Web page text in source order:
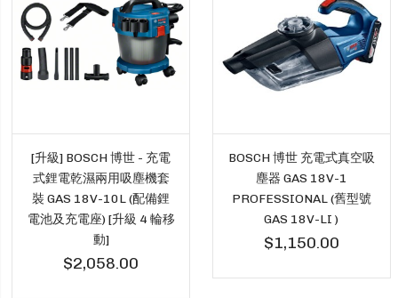
[升級] BOSCH 博世 - 充電
式鋰電乾濕兩用吸塵機套
裝 GAS 18V-10L (配備鋰
電池及充電座) [升級 4 輪移
動]
$2,058.00
BOSCH 博世 充電式真空吸
塵器 GAS 18V-1
PROFESSIONAL (舊型號
GAS 18V-LI )
$1,150.00